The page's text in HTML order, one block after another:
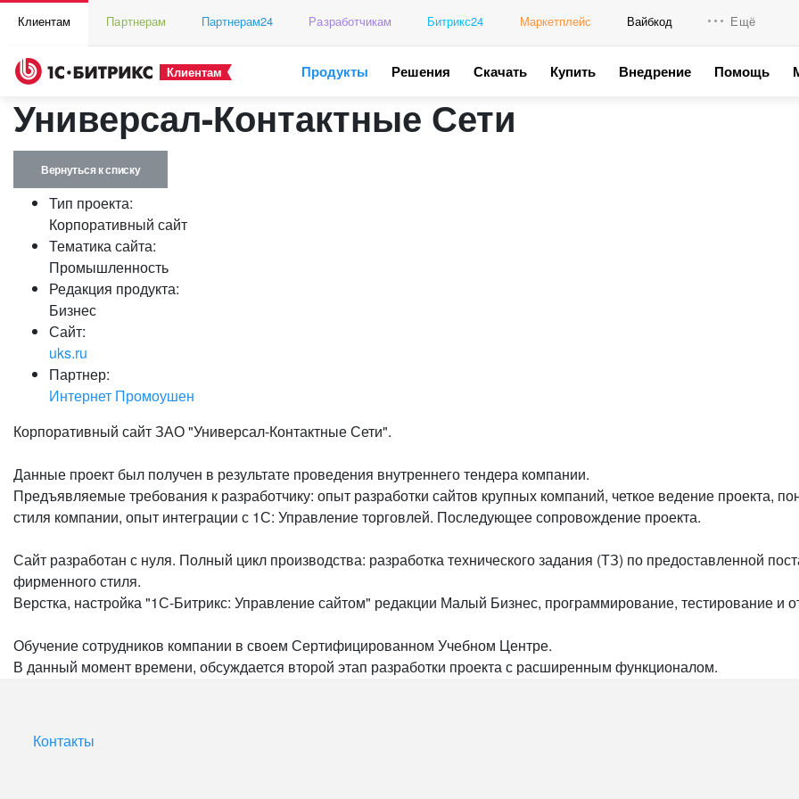
Клиентам Партнерам Партнерам24 Разработчикам Битрикс24 Маркетплейс Вайбкод Ещё
Клиентам Продукты Решения Скачать Купить Внедрение Помощь
Универсал-Контактные Сети
Вернуться к списку
Тип проекта:
Корпоративный сайт
Тематика сайта:
Промышленность
Редакция продукта:
Бизнес
Сайт:
uks.ru
Партнер:
Интернет Промоушен
Корпоративный сайт ЗАО "Универсал-Контактные Сети".
Данные проект был получен в результате проведения внутреннего тендера компании.
Предъявляемые требования к разработчику: опыт разработки сайтов крупных компаний, четкое ведение проекта,
стиля компании, опыт интеграции с 1С: Управление торговлей. Последующее сопровождение проекта.
Сайт разработан с нуля. Полный цикл производства: разработка технического задания (ТЗ) по предоставленной
фирменного стиля.
Верстка, настройка "1С-Битрикс: Управление сайтом" редакции Малый Бизнес, программирование, тестирование и
Обучение сотрудников компании в своем Сертифицированном Учебном Центре.
В данный момент времени, обсуждается второй этап разработки проекта с расширенным функционалом.
Контакты